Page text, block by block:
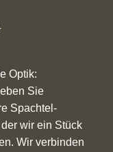
Optik:
Sie
Spachtel-
wir ein Stück
Wir verbinden